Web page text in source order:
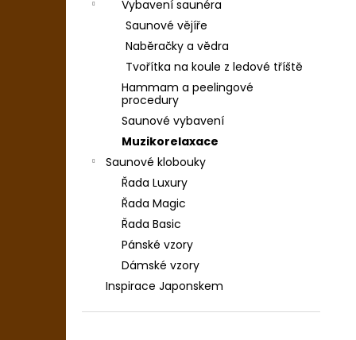
Vybavení saunéra
Saunové vějíře
Naběračky a vědra
Tvořítka na koule z ledové tříště
Hammam a peelingové
procedury
Saunové vybavení
Muzikorelaxace
Saunové klobouky
Řada Luxury
Řada Magic
Řada Basic
Pánské vzory
Dámské vzory
Inspirace Japonskem